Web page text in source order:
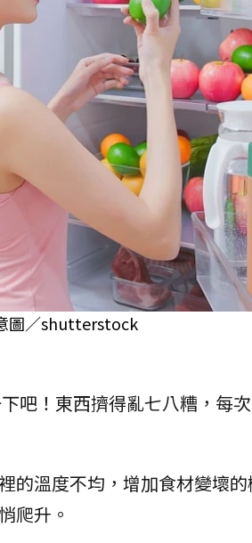
圖／shutterstock
吧！東西擠得亂七八糟，每
的溫度不均，增加食材變壞
爬升。